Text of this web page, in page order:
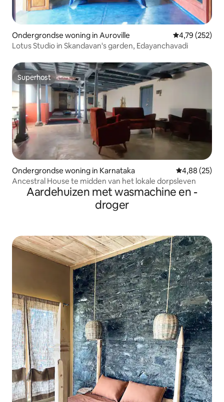
Ondergrondse woning in Auroville Gemiddelde
4,79 (252)
Lotus Studio in Skandavan's garden, Edayanchavadi
Superhost
Superhost
Ondergrondse woning in Karnataka Gemiddelde
4,88 (25)
Ancestral House te midden van het lokale dorpsleven
Aardehuizen met wasmachine en -
droger